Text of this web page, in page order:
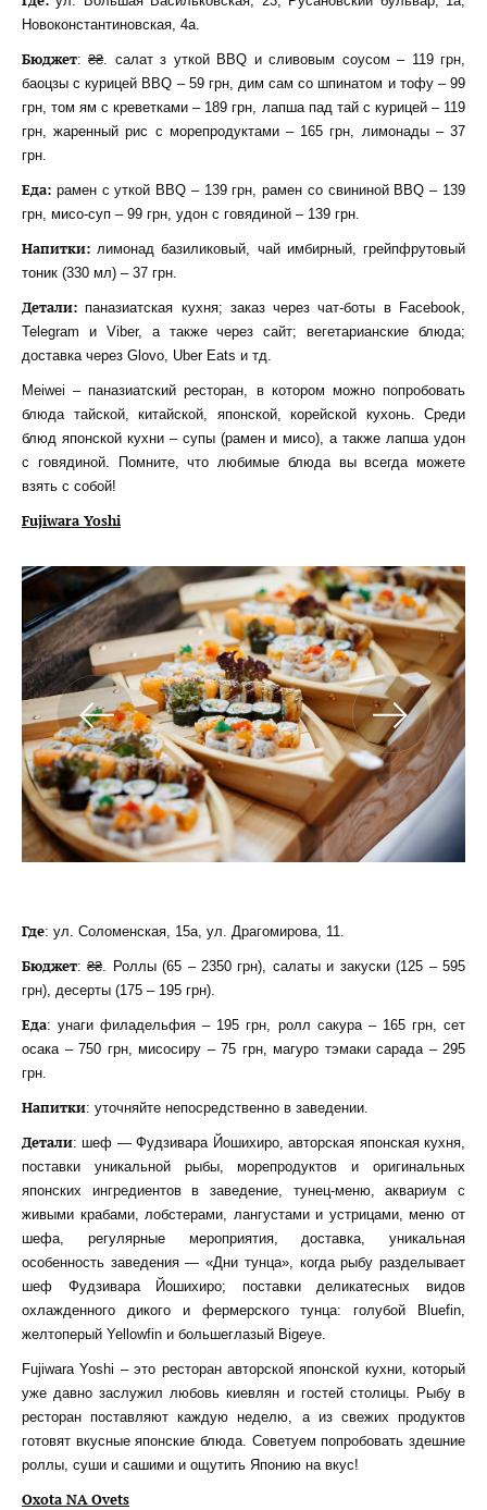
Новоконстантиновская, 4а.
Бюджет: ₴₴. салат з уткой BBQ и сливовым соусом – 119 грн,
баоцзы с курицей BBQ – 59 грн, дим сам со шпинатом и тофу – 99
грн, том ям с креветками – 189 грн, лапша пад тай с курицей – 119
грн, жаренный рис с морепродуктами – 165 грн, лимонады – 37
грн.
Еда: рамен с уткой BBQ – 139 грн, рамен со свининой BBQ – 139
грн, мисо-суп – 99 грн, удон с говядиной – 139 грн.
Напитки: лимонад базиликовый, чай имбирный, грейпфрутовый
тоник (330 мл) – 37 грн.
Детали: паназиатская кухня; заказ через чат-боты в Facebook,
Telegram и Viber, а также через сайт; вегетарианские блюда;
доставка через Glovo, Uber Eats и тд.
Meiwei – паназиатский ресторан, в котором можно попробовать
блюда тайской, китайской, японской, корейской кухонь. Среди
блюд японской кухни – супы (рамен и мисо), а также лапша удон
с говядиной. Помните, что любимые блюда вы всегда можете
взять с собой!
Fujiwara Yoshi
Где: ул. Соломенская, 15а, ул. Драгомирова, 11.
Бюджет: ₴₴. Роллы (65 – 2350 грн), салаты и закуски (125 – 595
грн), десерты (175 – 195 грн).
Еда: унаги филадельфия – 195 грн, ролл сакура – 165 грн, сет
осака – 750 грн, мисосиру – 75 грн, магуро тэмаки сарада – 295
грн.
Напитки: уточняйте непосредственно в заведении.
Детали: шеф — Фудзивара Йошихиро, авторская японская кухня,
поставки уникальной рыбы, морепродуктов и оригинальных
японских ингредиентов в заведение, тунец-меню, аквариум с
живыми крабами, лобстерами, лангустами и устрицами, меню от
шефа, регулярные мероприятия, доставка, уникальная
особенность заведения — «Дни тунца», когда рыбу разделывает
шеф Фудзивара Йошихиро; поставки деликатесных видов
охлажденного дикого и фермерского тунца: голубой Bluefin,
желтоперый Yellowfin и большеглазый Bigeye.
Fujiwara Yoshi – это ресторан авторской японской кухни, который
уже давно заслужил любовь киевлян и гостей столицы. Рыбу в
ресторан поставляют каждую неделю, а из свежих продуктов
готовят вкусные японские блюда. Советуем попробовать здешние
роллы, суши и сашими и ощутить Японию на вкус!
Oxota NA Ovets